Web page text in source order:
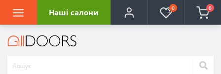
Наші салони 0 0